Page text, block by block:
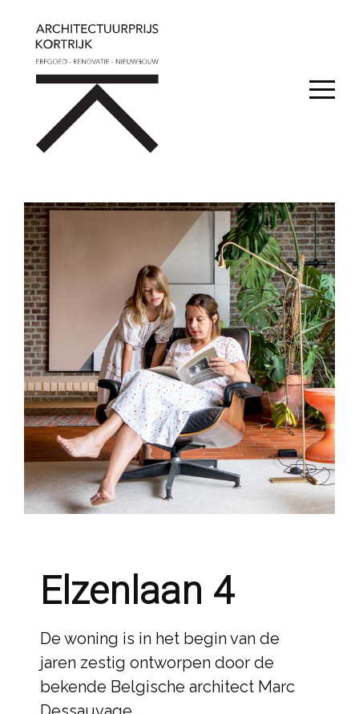
Elzenlaan 4
De woning is in het begin van de
jaren zestig ontworpen door de
bekende Belgische architect Marc